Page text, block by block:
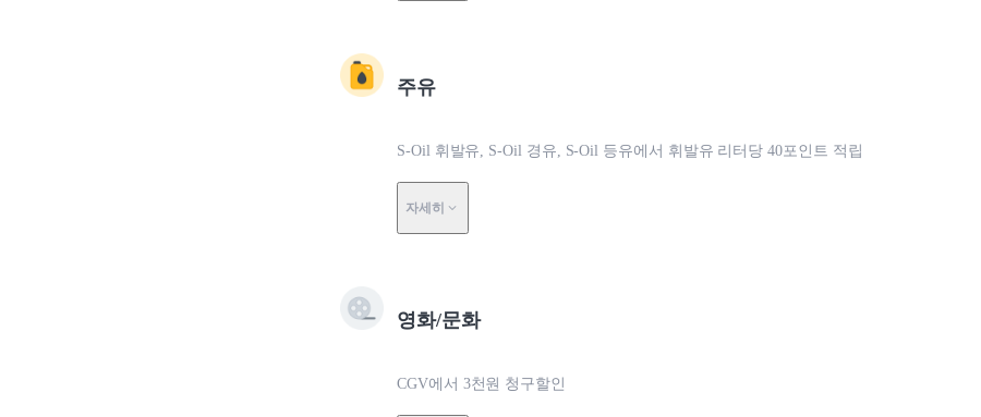
주유
S-Oil 휘발유, S-Oil 경유, S-Oil 등유에서 휘발유 리터당 40포인트 적립
자세히
영화/문화
CGV에서 3천원 청구할인